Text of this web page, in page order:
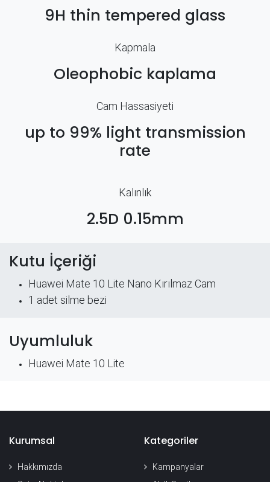
9H thin tempered glass
Kapmala
Oleophobic kaplama
Cam Hassasiyeti
up to 99% light transmission
rate
Kalınlık
2.5D 0.15mm
Kutu İçeriği
Huawei Mate 10 Lite Nano Kırılmaz Cam
​1 adet silme bezi
Uyumluluk
Huawei Mate 10 Lite
Kurumsal
Hakkımızda
Kategoriler
Kampanyalar